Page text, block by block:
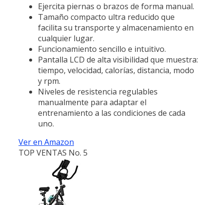
Ejercita piernas o brazos de forma manual.
Tamaño compacto ultra reducido que
facilita su transporte y almacenamiento en
cualquier lugar.
Funcionamiento sencillo e intuitivo.
Pantalla LCD de alta visibilidad que muestra:
tiempo, velocidad, calorías, distancia, modo
y rpm.
Niveles de resistencia regulables
manualmente para adaptar el
entrenamiento a las condiciones de cada
uno.
Ver en Amazon
TOP VENTAS No. 5